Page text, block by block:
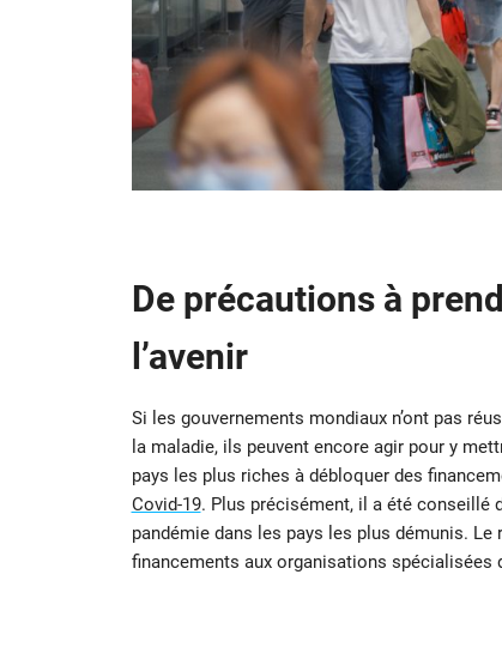
De précautions à
l’avenir
Si les gouvernements mondiaux n’ont pas
la maladie, ils peuvent encore agir pour y
pays les plus riches à débloquer des
Covid-19. Plus précisément, il a été conseillé
pandémie dans les pays les plus démunis.
financements aux organisations spécialisées